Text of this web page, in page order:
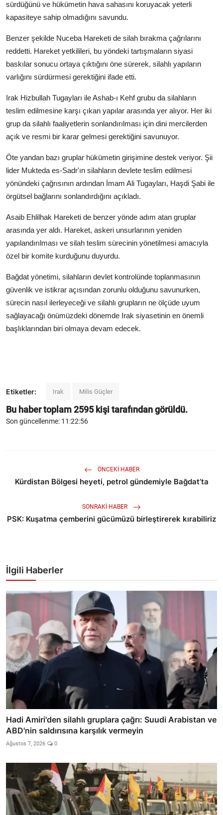
sürdüğünü ve hükümetin hava sahasını koruyacak yeterli
kapasiteye sahip olmadığını savundu.
Benzer şekilde Nuceba Hareketi de silah bırakma çağrılarını
reddetti. Hareket yetkilileri, bu yöndeki tartışmaların siyasi
baskılar sonucu ortaya çıktığını öne sürerek, silahlı yapıların
varlığını sürdürmesi gerektiğini ifade etti.
Irak Hizbullah Tugayları ile Ashab-ı Kehf grubu da silahların
teslim edilmesine karşı çıkan yapılar arasında yer alıyor. Her iki
grup da silahlı faaliyetlerin sonlandırılması için dini mercilerden
açık ve resmi bir karar gelmesi gerektiğini savunuyor.
Öte yandan bazı gruplar hükümetin girişimine destek veriyor. Şii
lider Mukteda es-Sadr'ın silahların devlete teslim edilmesi
yönündeki çağrısının ardından İmam Ali Tugayları, Haşdi Şabi ile
örgütsel bağlarını sonlandırdığını açıkladı.
Asaib Ehlilhak Hareketi de benzer yönde adım atan gruplar
arasında yer aldı. Hareket, askeri unsurlarının yeniden
yapılandırılması ve silah teslim sürecinin yönetilmesi amacıyla
özel bir komite kurduğunu duyurdu.
Bağdat yönetimi, silahların devlet kontrolünde toplanmasının
güvenlik ve istikrar açısından zorunlu olduğunu savunurken,
sürecin nasıl ilerleyeceği ve silahlı grupların ne ölçüde uyum
sağlayacağı önümüzdeki dönemde Irak siyasetinin en önemli
başlıklarından biri olmaya devam edecek.
Etiketler: Irak Milis Güçler
Bu haber toplam2595kişi tarafından görüldü.
Son güncellenme: 11:22:56
ÖNCEKI HABER
Kürdistan Bölgesi heyeti, petrol gündemiyle Bağdat’ta
SONRAKI HABER
PSK: Kuşatma çemberini gücümüzü birleştirerek kırabiliriz
İlgili Haberler
Hadi Amiri'den silahlı gruplara çağrı: Suudi Arabistan ve
ABD'nin saldırısına karşılık vermeyin
Ağustos 7, 2026 0